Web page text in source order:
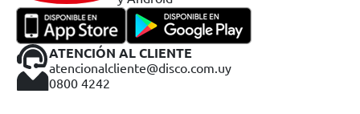
ATENCIÓN AL CLIENTE
atencionalcliente@disco.com.uy
0800 4242